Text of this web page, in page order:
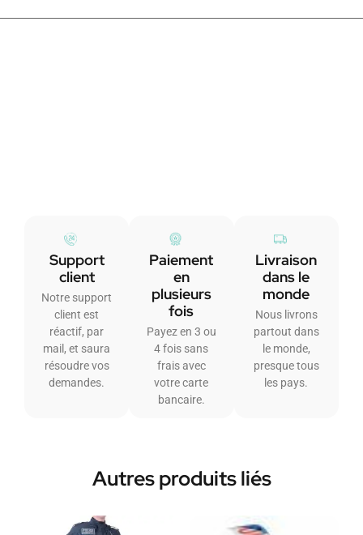
Support
client
Notre support
client est
réactif, par
mail, et saura
résoudre vos
demandes.
Paiement
en
plusieurs
fois
Payez en 3 ou
4 fois sans
frais avec
votre carte
bancaire.
Livraison
dans le
monde
Nous livrons
partout dans
le monde,
presque tous
les pays.
Autres produits liés